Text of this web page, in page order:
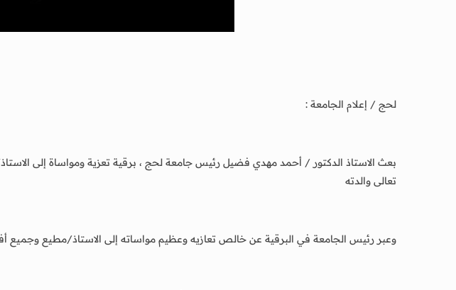
لحج / إعلام الجامعة :
بعث الاستاذ الدكتور / أحمد مهدي فضيل رئيس جامعة لحج ، برقية تعزية ومواساة إلى
تعالى والدته
وعبر رئيس الجامعة في البرقية عن خالص تعازيه وعظيم مواساته إلى الاستاذ/مطيع وجميع